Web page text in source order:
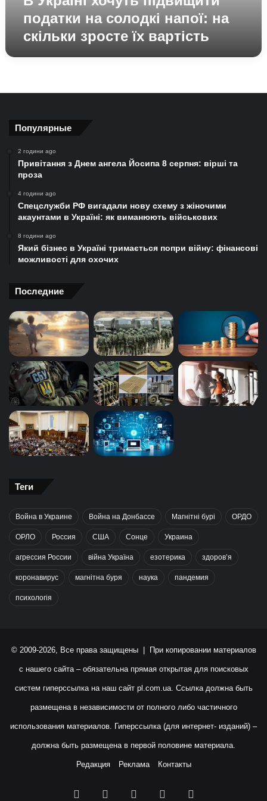
вартість
податки на солодкі напої: на
скільки зросте їх вартість
Популярные
2 години ago
Привітання з Днем ангела Йосипа 8 серпня: вірші та
проза
4 години ago
Спецслужби РФ вигадали нову схему з жіночими
акаунтами в Україні: як виманюють військових
8 години ago
Який бізнес в Україні тримається попри війну: фінансові
можливості для охочих
Последние
Теги
Война в Украине Война на Донбассе Магнітні бурі ОРДО
ОРЛО Россия США Сонце Украина
агрессия России війна Україна езотерика здоров’я
коронавирус магнітна буря наука пандемия
психологія
© 2009-2026, Все права защищены | При копировании материалов
с нашего сайта – обязательна прямая открытая для поисковых
систем гиперссылка на наш сайт pl.com.ua. Ссылка должна быть
размещена в независимости от полного либо частичного
использования материалов. Гиперссылка (для интернет- изданий) –
должна быть размещена в первой половине материала.
Редакция Реклама Контакты
Facebook YouTubeInstagram